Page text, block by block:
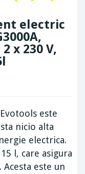
electric
x 230 V,
este
nicio alta
electrica.
l, care asigura
este un